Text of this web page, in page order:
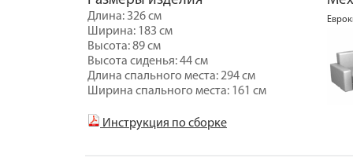
Длина: 326 см
Ширина: 183 см
Высота: 89 см
Высота сиденья: 44 см
Длина спального места: 294 см
Ширина спального места: 161 см
Инструкция по сборке